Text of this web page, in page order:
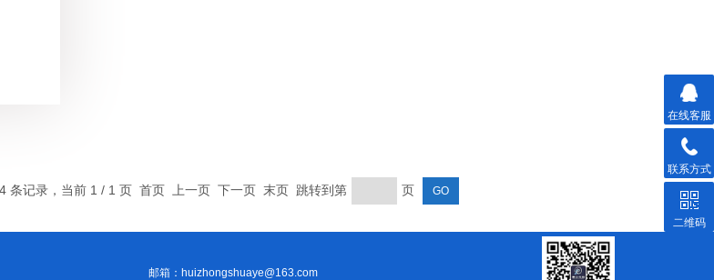
条记录，当前 1 / 1 页 首页 上一页 下一页 末页 跳转到第 页
邮箱：huizhongshuaye@163.com
在线客服
联系方式
二维码